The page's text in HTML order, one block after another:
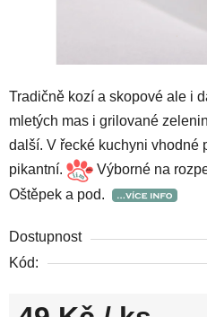
Tradičně kozí a skopové ale i
mletých mas i grilované
další. V řecké kuchyni vhodné
pikantní.
Výborné na
Oštěpek a pod.
Dostupnost
Kód: